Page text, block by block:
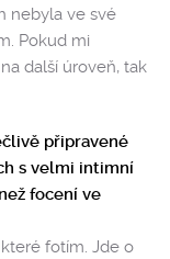
nebyla ve své
Pokud mi
další úroveň, tak
připravené
s velmi intimní
focení ve
fotím. Jde o